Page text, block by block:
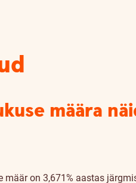
määra
määr on 3,671% aastas